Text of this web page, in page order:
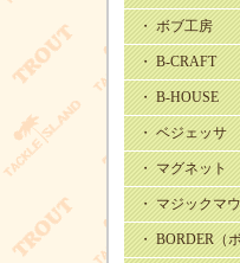
・ ボブ工房
・ B-CRAFT
・ B-HOUSE
・ ベジェッサ
・ マグネット
・ マジックマ
・ BORDER（